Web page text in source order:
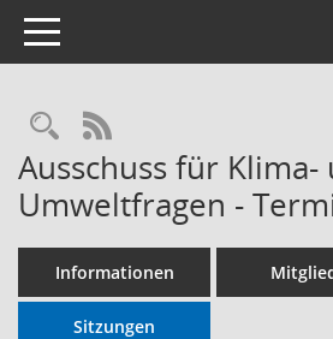
Toggle navigation
RSS-Feed
Ausschuss für Klima-
Umweltfragen -
Informationen
Sitzungen